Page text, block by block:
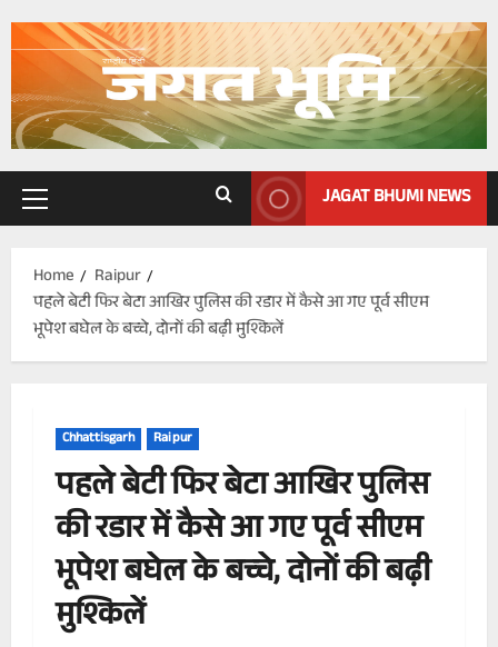
Primary
JAGAT BHUMI NEWS
Home
Raipur
पहले बेटी फिर बेटा आखिर पुलिस की रडार में कैसे आ गए पूर्व सीएम
भूपेश बघेल के बच्चे, दोनों की बढ़ी मुश्किलें
Chhattisgarh Raipur
पहले बेटी फिर बेटा आखिर पुलिस
की रडार में कैसे आ गए पूर्व सीएम
भूपेश बघेल के बच्चे, दोनों की बढ़ी
मुश्किलें